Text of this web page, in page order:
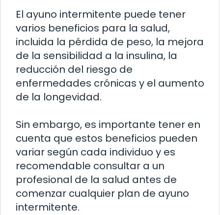
El ayuno intermitente puede tener
varios beneficios para la salud,
incluida la pérdida de peso, la mejora
de la sensibilidad a la insulina, la
reducción del riesgo de
enfermedades crónicas y el aumento
de la longevidad.
Sin embargo, es importante tener en
cuenta que estos beneficios pueden
variar según cada individuo y es
recomendable consultar a un
profesional de la salud antes de
comenzar cualquier plan de ayuno
intermitente.